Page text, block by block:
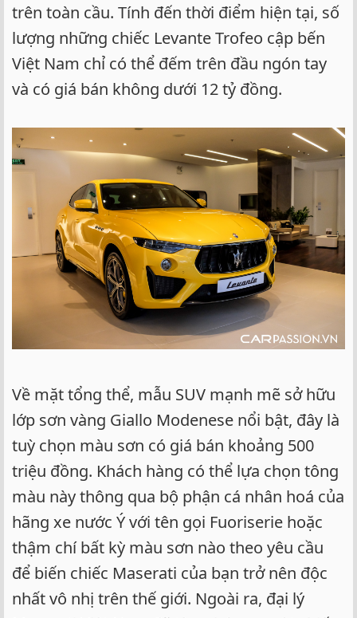
trên toàn cầu. Tính đến thời điểm hiện tại, số
lượng những chiếc Levante Trofeo cập bến
Việt Nam chỉ có thể đếm trên đầu ngón tay
và có giá bán không dưới 12 tỷ đồng.
Về mặt tổng thể, mẫu SUV mạnh mẽ sở hữu
lớp sơn vàng Giallo Modenese nổi bật, đây là
tuỳ chọn màu sơn có giá bán khoảng 500
triệu đồng. Khách hàng có thể lựa chọn tông
màu này thông qua bộ phận cá nhân hoá của
hãng xe nước Ý với tên gọi Fuoriserie hoặc
thậm chí bất kỳ màu sơn nào theo yêu cầu
để biến chiếc Maserati của bạn trở nên độc
nhất vô nhị trên thế giới. Ngoài ra, đại lý